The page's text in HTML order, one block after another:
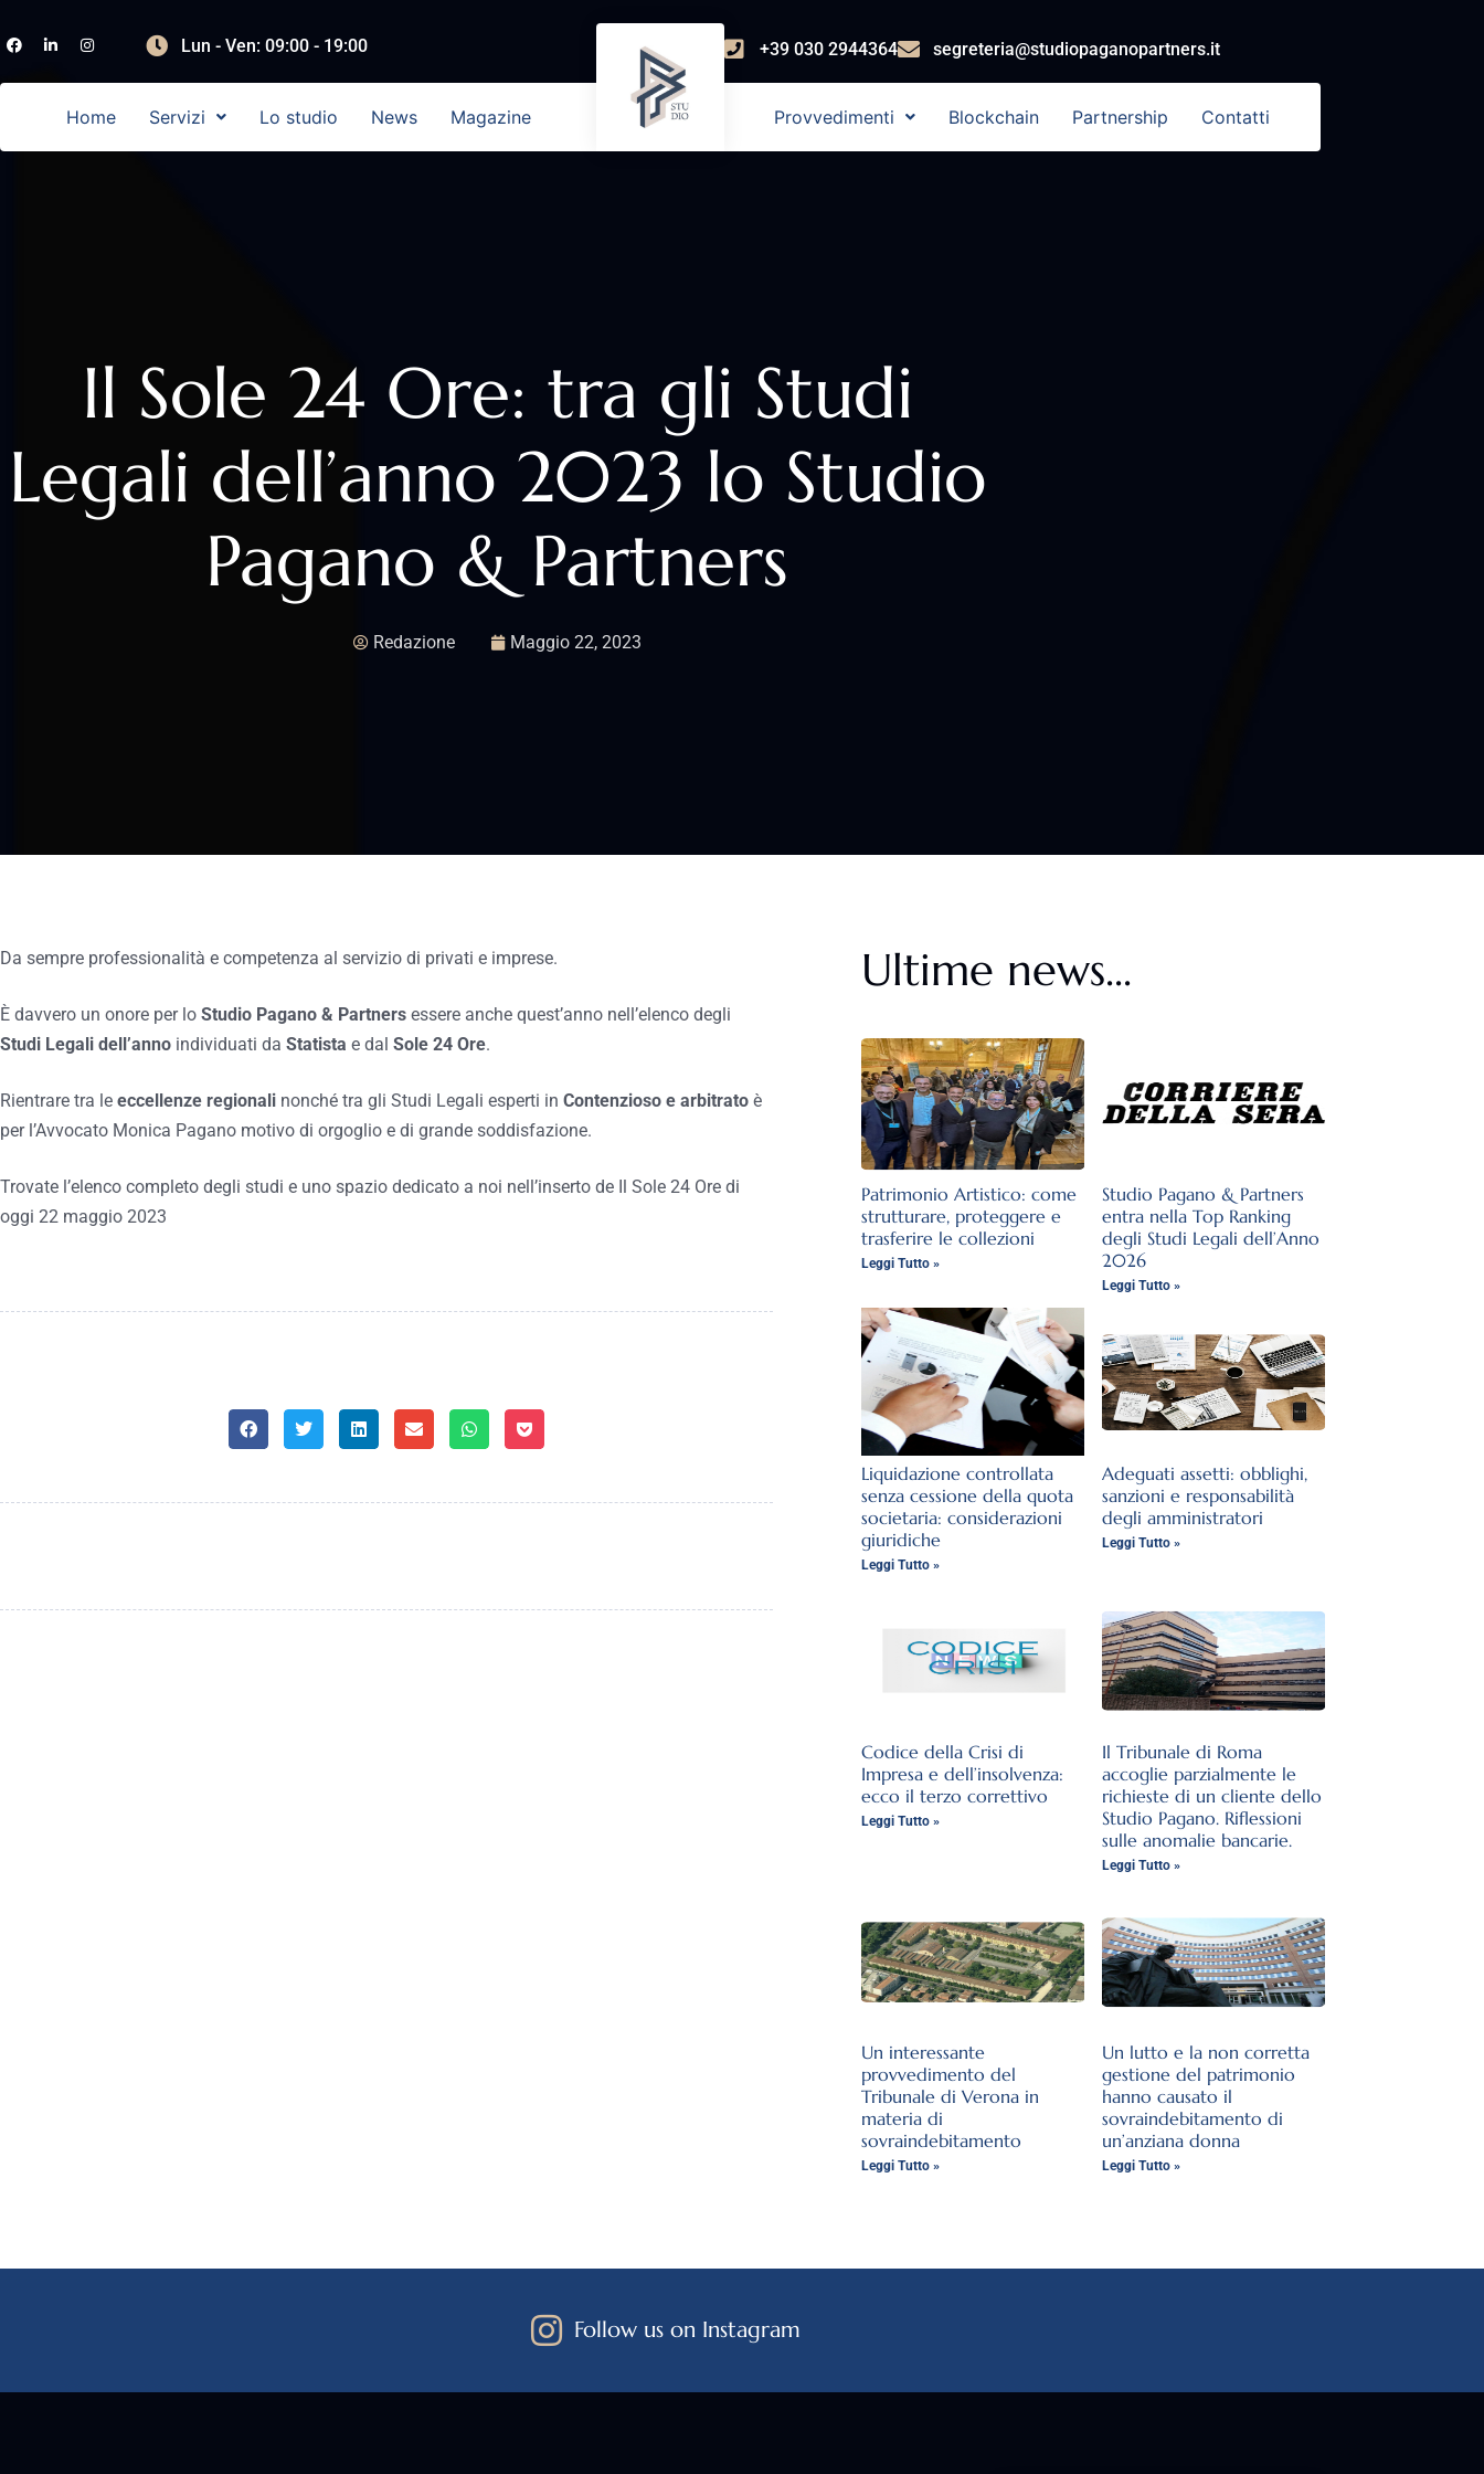
Lun - Ven: 09:00 - 19:00
Home Servizi Lo studio News Magazine
+39 030 2944364 segreteria@studiopaganopartners.it
Provvedimenti Blockchain Partnership Contatti
Il Sole 24 Ore: tra gli Studi
Legali dell’anno 2023 lo Studio
Pagano & Partners
Redazione Maggio 22, 2023
Da sempre professionalità e competenza al servizio di privati e imprese.
È davvero un onore per lo Studio Pagano & Partners essere anche quest’anno nell’elenco degli
Studi Legali dell’anno individuati da Statista e dal Sole 24 Ore.
Rientrare tra le eccellenze regionali nonché tra gli Studi Legali esperti in Contenzioso e arbitrato è
per l’Avvocato Monica Pagano motivo di orgoglio e di grande soddisfazione.
Trovate l’elenco completo degli studi e uno spazio dedicato a noi nell’inserto de Il Sole 24 Ore di
oggi 22 maggio 2023
Ultime news...
Patrimonio Artistico: come
strutturare, proteggere e
trasferire le collezioni
Leggi Tutto »
Studio Pagano & Partners
entra nella Top Ranking
degli Studi Legali dell’Anno
2026
Leggi Tutto »
Liquidazione controllata
senza cessione della quota
societaria: considerazioni
giuridiche
Leggi Tutto »
Adeguati assetti: obblighi,
sanzioni e responsabilità
degli amministratori
Leggi Tutto »
Codice della Crisi di
Impresa e dell’insolvenza:
ecco il terzo correttivo
Leggi Tutto »
Il Tribunale di Roma
accoglie parzialmente le
richieste di un cliente dello
Studio Pagano. Riflessioni
sulle anomalie bancarie.
Leggi Tutto »
Un interessante
provvedimento del
Tribunale di Verona in
materia di
sovraindebitamento
Leggi Tutto »
Un lutto e la non corretta
gestione del patrimonio
hanno causato il
sovraindebitamento di
un’anziana donna
Leggi Tutto »
Follow us on Instagram